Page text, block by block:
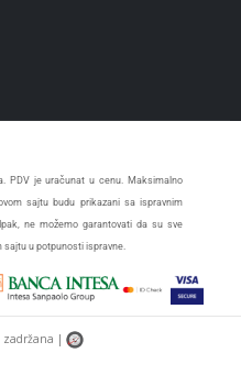
PDV je uračunat u cenu. Maksimalno
sajtu budu prikazani sa ispravnim
ne možemo garantovati da su sve
u potpunosti ispravne.
zadržana |